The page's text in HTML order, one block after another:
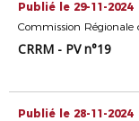
Publié le 29-11-2024
CRRM - PV n°19
Publié le 28-11-2024